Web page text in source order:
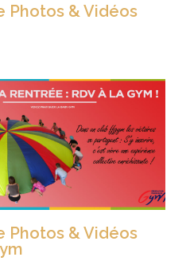
Photos & Vidéos
Photos & Vidéos